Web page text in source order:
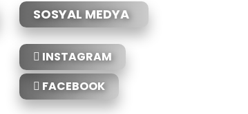
SOSYAL MEDYA
INSTAGRAM
FACEBOOK